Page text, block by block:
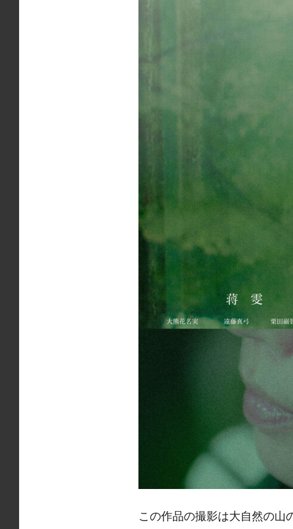
この作品の撮影は大自然の山